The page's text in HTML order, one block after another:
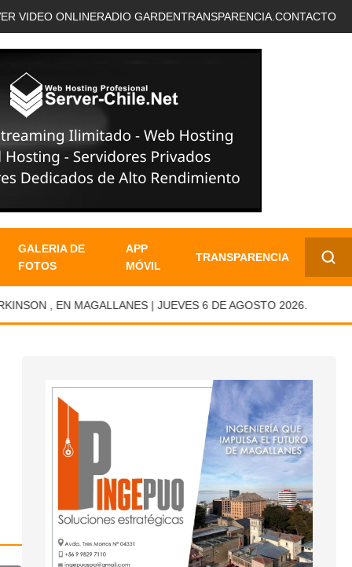
VIDEO ONLINERADIO GARDENTRANSPARENCIA. CONTACTO
GALERIA DE
FOTOS
APP
MÓVIL
TRANSPARENCIA
, EN MAGALLANES | JUEVES 6 DE AGOSTO 2026.